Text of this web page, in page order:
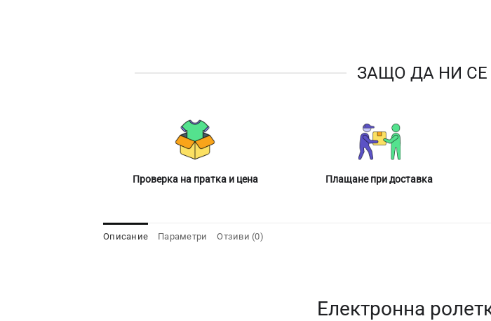
ЗАЩО ДА НИ СЕ
Проверка на пратка и цена Плащане при доставка
Описание Параметри Отзиви (0)
Електронна